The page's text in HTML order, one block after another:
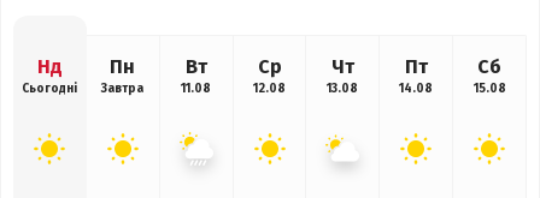
Нд
Сьогодні
Пн
Завтра
Вт
11.08
Ср
12.08
Чт
13.08
Пт
14.08
Сб
15.08